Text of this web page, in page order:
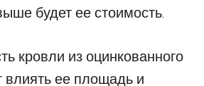
будет ее стоимость.
кровли из оцинкованного
ее площадь и